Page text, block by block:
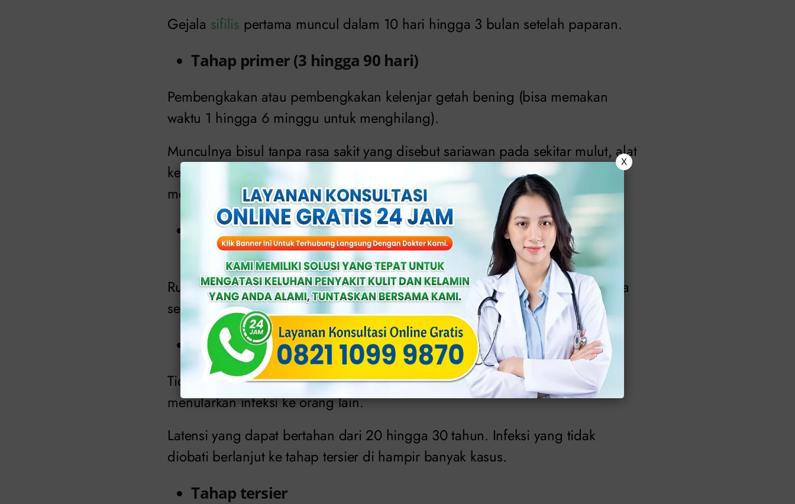
Gejala sifilis pertama muncul dalam 10 hari hingga 3 bulan setelah paparan.
Tahap primer (3 hingga 90 hari)
Pembengkakan atau pembengkakan kelenjar getah bening (bisa memakan
waktu 1 hingga 6 minggu untuk menghilang).
Munculnya bisul tanpa rasa sakit yang disebut sariawan pada sekitar mulut, alat
kelamin atau anus yang hilang dalam 3 hingga 8 minggu. Kemungkinan
menularkan infeksi ke orang lain bahkan setelah kankernya hilang.
Tahap sekunder (2 hingga 12 minggu, terkadang hingga 6
bulan)
Ruam tidak gatal pada telapak tangan, telapak kaki atau seluruh tubuh. Gejala
seperti flu dan rambut rontok.
Tahap laten
Tidak ada gejala atau munculnya kembali luka menular, tetapi kemungkinan
menularkan infeksi ke orang lain.
Latensi yang dapat bertahan dari 20 hingga 30 tahun. Infeksi yang tidak
diobati berlanjut ke tahap tersier di hampir banyak kasus.
Tahap tersier
X